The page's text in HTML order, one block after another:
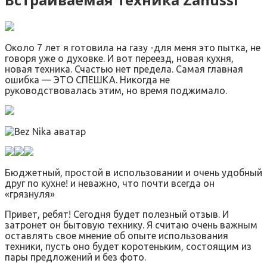
Около 7 лет я готовила на газу -для меня это пытка, не
говоря уже о духовке. И вот переезд, новая кухня,
новая техника. Счастью нет предела. Самая главная
ошибка — ЭТО СПЕШКА. Никогда не
руководствовалась этим, но время поджимало.
Бюджетный, простой в использовании и очень удобный
друг по кухне! и неважно, что почти всегда он
«грязнуля»
Привет, ребят! Сегодня будет полезный отзыв. И
затронет он бытовую технику. Я считаю очень важным
оставлять свое мнение об опыте использования
техники, пусть оно будет коротеньким, состоящим из
пары предложений и без фото.